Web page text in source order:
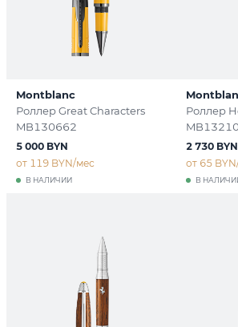
Montblanc
Роллер Great Characters
MB130662
В НАЛИЧИИ
5 000 BYN
от 119 BYN/мес
Роллер
В
2 730 BYN
от 65